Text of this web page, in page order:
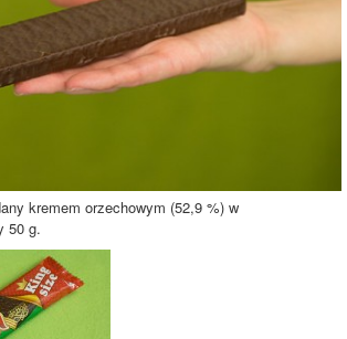
kremem orzechowym (52,9 %) w
50 g.